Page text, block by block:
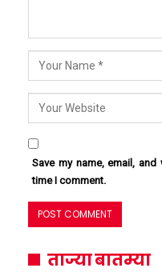
Save my name, email,
time I comment.
ताज्या बातम्या